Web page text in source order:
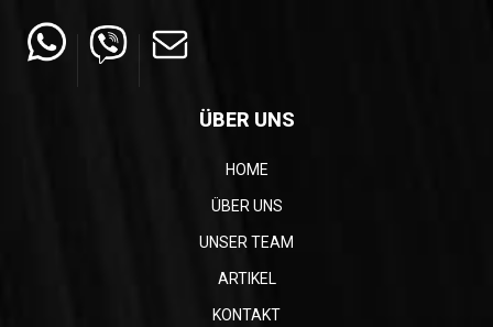
ÜBER UNS
HOME
ÜBER UNS
UNSER TEAM
ARTIKEL
KONTAKT